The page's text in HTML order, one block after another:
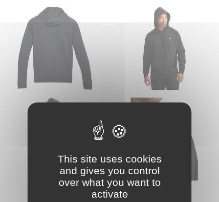
This site uses cookies
and gives you control
over what you want to
activate